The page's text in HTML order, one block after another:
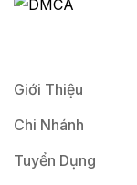
Giới Thiệu
Chi Nhánh
Tuyển Dụng